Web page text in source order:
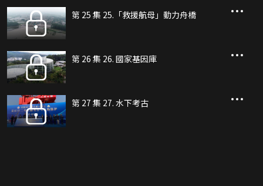
第 25 集 25.「救援航母」動力舟橋
第 26 集 26. 國家基因庫
第 27 集 27. 水下考古